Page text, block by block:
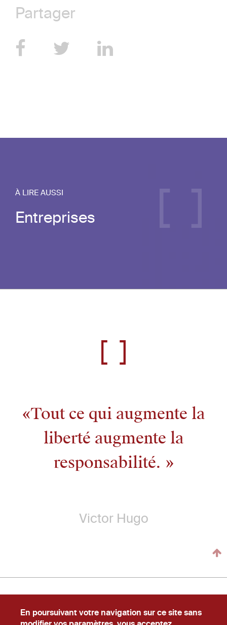
Partager
À LIRE AUSSI
Entreprises
Tout ce qui augmente la
liberté augmente la
responsabilité.
Victor Hugo
Newslecteur Carrière #Ask
En poursuivant votre navigation sur ce site sans